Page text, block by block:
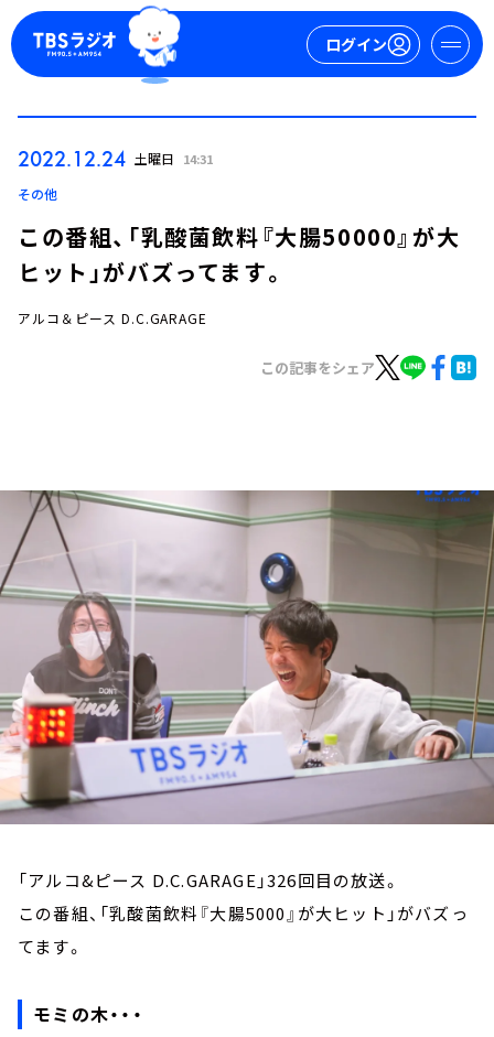
ログイン
お知らせ
YouTube
会社情報
2022.12.24 土曜日 14:31
その他
この番組、「乳酸菌飲料『大腸50000』が大
ヒット」がバズってます。
アルコ＆ピース D.C.GARAGE
この記事をシェア
「アルコ&ピース D.C.GARAGE」326回目の放送。
この番組、「乳酸菌飲料『大腸5000』が大ヒット」がバズっ
てます。
モミの木・・・